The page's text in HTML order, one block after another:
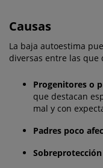
Causas
La baja autoestima
diversas entre las que
Progenitores o
que destacan
mal y con
Padres poco
Sobreprotección